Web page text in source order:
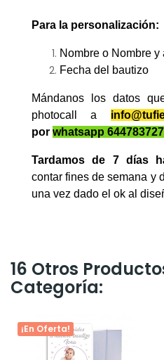
Para la personalización:
Nombre o Nombre
Fecha del bautizo
Mándanos los datos
photocall a
por whatsapp 644783727
Tardamos de 7 días
contar fines de semana y
una vez dado el ok al
16 Otros
Categoría:
¡En Oferta!